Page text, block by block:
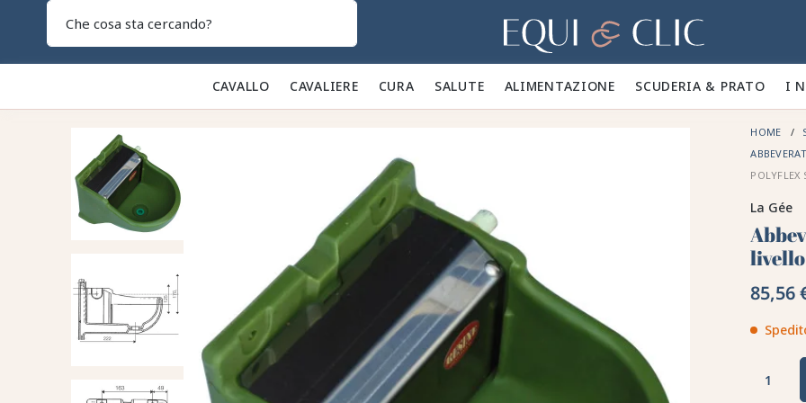
Casa
CAVALLO 🐎 CAVALIERE 👕 CURA 🪮 SALUTE ✨ ALIMENTAZIONE 🥕 SCUDERIA & PRATO 🍃 I
HOME
POLYFLEX
La Gée
85,56